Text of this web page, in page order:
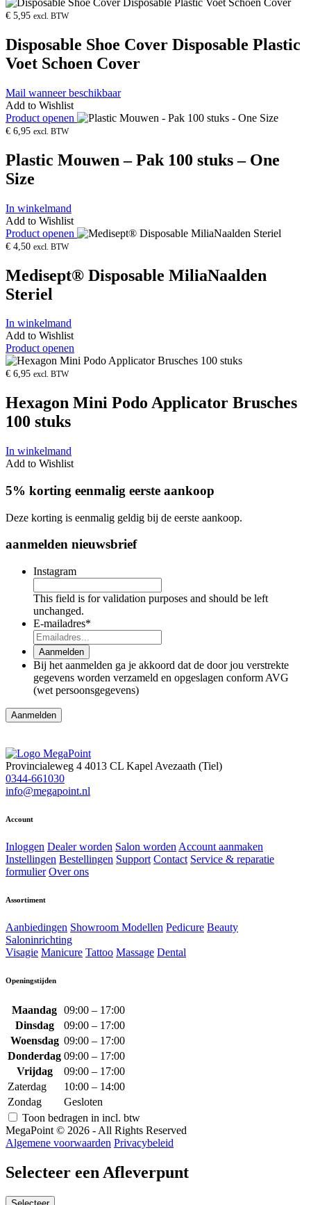
€ 5,95 excl. BTW
Disposable Shoe Cover Disposable Plastic
Voet Schoen Cover
Mail wanneer beschikbaar
Add to Wishlist
Product openen
€ 6,95 excl. BTW
Plastic Mouwen – Pak 100 stuks – One
Size
In winkelmand
Add to Wishlist
Product openen
€ 4,50 excl. BTW
Medisept® Disposable MiliaNaalden
Steriel
In winkelmand
Add to Wishlist
Product openen
€ 6,95 excl. BTW
Hexagon Mini Podo Applicator Brusches
100 stuks
In winkelmand
Add to Wishlist
5% korting eenmalig eerste aankoop
Deze korting is eenmalig geldig bij de eerste aankoop.
aanmelden nieuwsbrief
Instagram
This field is for validation purposes and should be left
unchanged.
E-mailadres*
Aanmelden
Bij het aanmelden ga je akkoord dat de door jou verstrekte
gegevens worden verzameld en opgeslagen conform AVG
(wet persoonsgegevens)
Provincialeweg 4 4013 CL Kapel Avezaath (Tiel)
0344-661030
info@megapoint.nl
Account
Inloggen Dealer worden Salon worden Account aanmaken
Instellingen Bestellingen Support Contact Service & reparatie
formulier Over ons
Assortiment
Aanbiedingen Showroom Modellen Pedicure Beauty
Saloninrichting
Visagie Manicure Tattoo Massage Dental
Openingstijden
Maandag 09:00 – 17:00
Dinsdag
09:00 – 17:00
Woensdag 09:00 – 17:00
Donderdag 09:00 – 17:00
Vrijdag
09:00 – 17:00
Zaterdag
10:00 – 14:00
Zondag
Gesloten
Toon bedragen in incl. btw
MegaPoint © 2026 - All Rights Reserved
Algemene voorwaarden Privacybeleid
Selecteer een Afleverpunt